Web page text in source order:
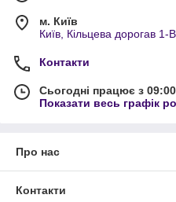
м. Київ
Київ, Кільцева дорогав
Контакти
Сьогодні працює з
Показати весь графік
Про нас
Контакти